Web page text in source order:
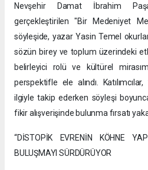
Nevşehir Damat İbrahim
gerçekleştirilen "Bir Medeniyet
söyleşide, yazar Yasin Temel
sözün birey ve toplum üzerindeki
belirleyici rolü ve kültürel
perspektifle ele alındı.
ilgiyle takip ederken söyleşi
fikir alışverişinde bulunma fırsatı
“DİSTOPİK EVRENİN KÖHNE
BULUŞMAYI SÜRDÜRÜYOR